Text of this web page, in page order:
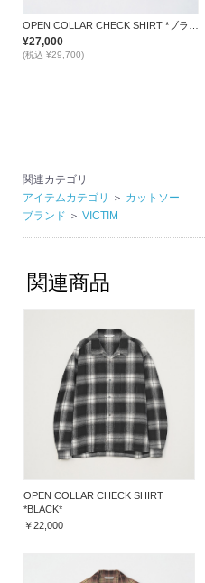
OPEN COLLAR CHECK SHIRT *ブラック*
¥27,000
(税込 ¥29,700)
関連カテゴリ
アイテムカテゴリ
＞ カットソー
ブランド ＞ VICTIM
関連商品
OPEN COLLAR CHECK SHIRT
*BLACK*
￥22,000